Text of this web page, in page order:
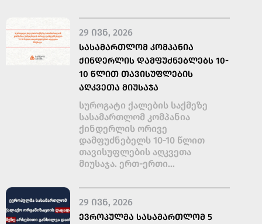
29 ᲘᲕᲜ, 2026
ᲡᲐᲡᲐᲛᲐᲠᲗᲚᲝᲛ ᲙᲝᲛᲞᲐᲜᲘᲐ
ᲥᲘᲜᲓᲔᲠᲚᲘᲡ ᲓᲐᲛᲤᲣᲫᲜᲔᲑᲚᲔᲑᲡ 10-
10 ᲬᲚᲘᲗ ᲗᲐᲕᲘᲡᲣᲤᲚᲔᲑᲘᲡ
ᲐᲦᲙᲕᲔᲗᲐ ᲛᲘᲣᲡᲐᲯᲐ
სუროგატი ქალების საქმეზე
სასამართლომ კომპანია
ქინდერლის ორივე
დამფუძნებელს 10-10 წლით
თავისუფლების აღკვეთა
მიუსაჯა. ერთ-ერთი...
29 ᲘᲕᲜ, 2026
ᲔᲕᲠᲝᲞᲣᲚᲛᲐ ᲡᲐᲡᲐᲛᲐᲠᲗᲚᲝᲛ 5